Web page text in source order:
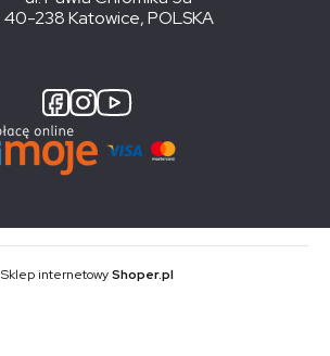
40-238 Katowice, POLSKA
Sklep internetowyShoper.pl